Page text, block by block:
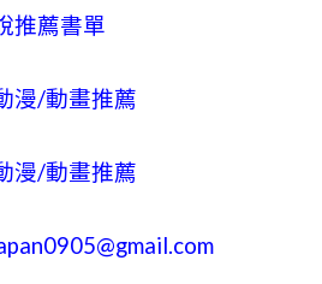
推薦書單
漫/動畫推薦
漫/動畫推薦